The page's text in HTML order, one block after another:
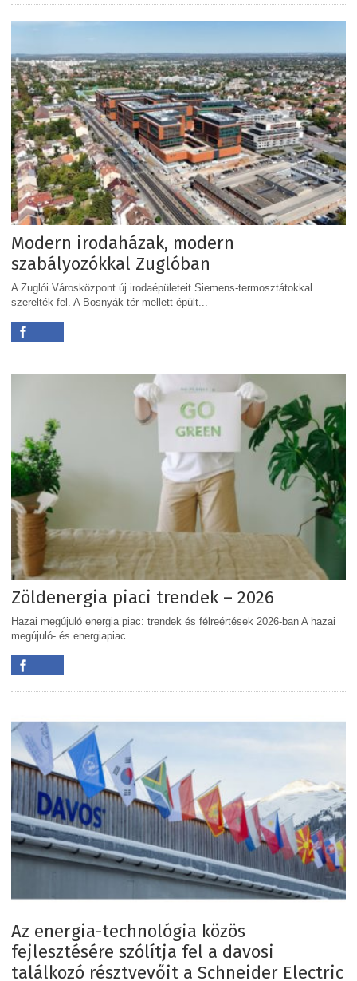
Modern irodaházak, modern
szabályozókkal Zuglóban
A Zuglói Városközpont új irodaépületeit Siemens-termosztátokkal
szerelték fel. A Bosnyák tér mellett épült...
Zöldenergia piaci trendek – 2026
Hazai megújuló energia piac: trendek és félreértések 2026-ban A hazai
megújuló- és energiapiac...
Az energia-technológia közös
fejlesztésére szólítja fel a davosi
találkozó résztvevőit a Schneider Electric